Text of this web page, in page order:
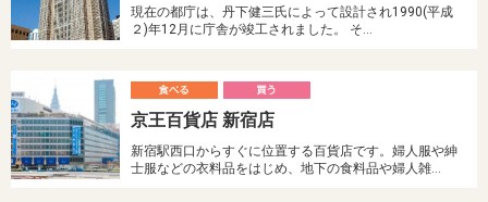
現在の都庁は、丹下健三氏によって設計され1990(平成
２)年12月に庁舎が竣工されました。 そ…
べる
う
京王百貨店 新宿店
新宿駅西口からすぐに位置する百貨店です。婦人服や紳
士服などの衣料品をはじめ、地下の食料品や婦人雑…